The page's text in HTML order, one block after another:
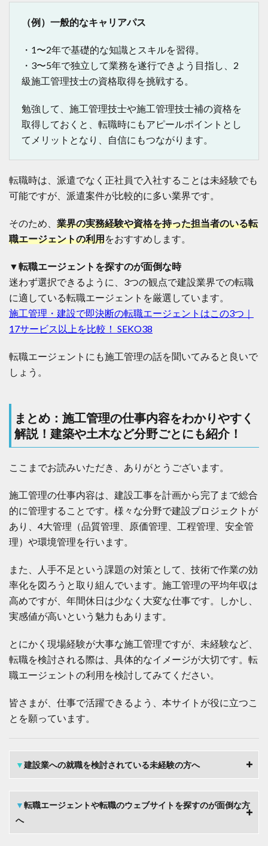
建
土
な
ど
分
野
ご
も
紹
介
（例）一般的なキャリアパス
・1〜2年で基礎的な知識とスキルを習得。
・3〜5年で独立して業務を遂行できよう目指し、2
級施工管理技士の資格取得を挑戦する。
勉強して、施工管理技士や施工管理技士補の資格を
取得しておくと、転職時にもアピールポイントとし
てメリットとなり、自信にもつながります。
転職時は、派遣でなく正社員で入社することは未経験でも
可能ですが、派遣案件が比較的に多い業界です。
そのため、 業界の実務経験や資格を持った担当者のいる転
職エージェントの利用をおすすめします。
▼転職エージェントを探すのが面倒な時
迷わず選択できるように、3つの観点で建設業界での転職
に適している転職エージェントを厳選しています。
施工管理・建設で即決断の転職エージェントはこの3つ｜
17サービス以上を比較！ SEKO38
転職エージェントにも施工管理の話を聞いてみると良いで
しょう。
まとめ：施工管理の仕事内容をわかりやすく
解説！建築や土木など分野ごとにも紹介！
ここまでお読みいただき、ありがとうございます。
施工管理の仕事内容は、建設工事を計画から完了まで総合
的に管理することです。様々な分野で建設プロジェクトが
あり、4大管理（品質管理、原価管理、工程管理、安全管
理）や環境管理を行います。
また、人手不足という課題の対策として、技術で作業の効
率化を図ろうと取り組んでいます。施工管理の平均年収は
高めですが、年間休日は少なく大変な仕事です。しかし、
実感値が高いという魅力もあります。
とにかく現場経験が大事な施工管理ですが、未経験など、
転職を検討される際は、具体的なイメージが大切です。転
職エージェントの利用を検討してみてください。
皆さまが、仕事で活躍できるよう、本サイトが役に立つこ
とを願っています。
▼建設業への就職を検討されている未経験の方へ
▼転職エージェントや転職のウェブサイトを探すのが面倒な方
へ